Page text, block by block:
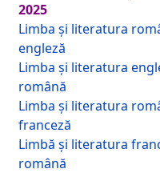
2025
Limba și literatura
engleză
Limba și literatura
română
Limba și literatura
franceză
Limbă și literatura
română